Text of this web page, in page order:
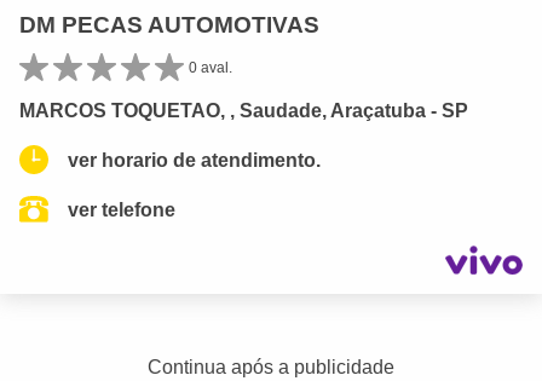
DM PECAS AUTOMOTIVAS
0 aval.
MARCOS TOQUETAO, , Saudade, Araçatuba - SP
ver horario de atendimento.
ver telefone
Continua após a publicidade